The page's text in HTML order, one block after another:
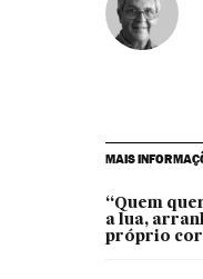
MAIS
“Quem
a lua,
próprio